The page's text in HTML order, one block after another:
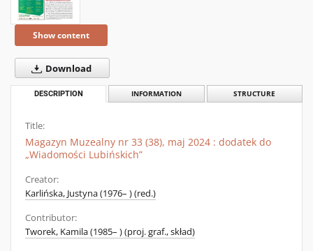
Show content
Download
DESCRIPTION INFORMATION STRUCTURE
Title:
Magazyn Muzealny nr 33 (38), maj 2024 : dodatek do
„Wiadomości Lubińskich”
Creator:
Karlińska, Justyna (1976– ) (red.)
Contributor:
Tworek, Kamila (1985– ) (proj. graf., skład)